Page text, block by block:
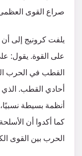
صراع القوى
يلفت كرونيج إلى أن
على القوة. يقول:
القطب في الحرب
أحادي القطب. الذي
أنظمة بسيطة
كما أكدوا أن
الحرب بين القوى